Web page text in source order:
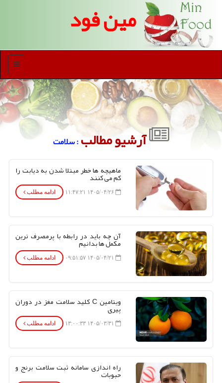
مین فود
منو
آرشیو مطالب : سلامت
ماهیچه ها خطر مبتلا شدن به دیابت را
کم می کنند
۱۴۰۵/۰۴/۲۶ ۱۱:۴۷:۲۱ ادامه مطلب
آن چه باید در رابطه با پرمصرف ترین
مکمل ها بدانیم
ادامه مطلب
ویتامین C کلید سلامت مغز در دوران
پیری
ادامه مطلب
راه اندازی سامانه ثبت سلامت برنج و
حبوبات